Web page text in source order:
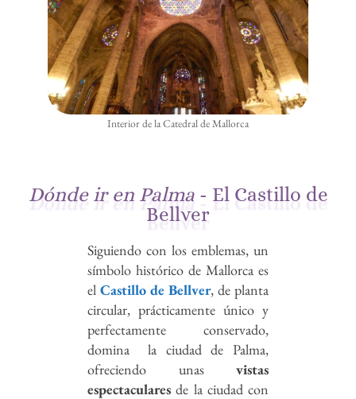
Interior de la Catedral de Mallorca
Dónde ir en Palma- El Castillo de
Bellver
Siguiendo con los emblemas, un
símbolo histórico de Mallorca es
el Castillo de Bellver, de planta
circular, prácticamente único y
perfectamente conservado,
domina la ciudad de Palma,
ofreciendo unas vistas
espectaculares de la ciudad con